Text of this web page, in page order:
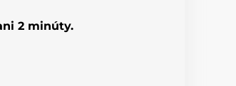
2 minúty.